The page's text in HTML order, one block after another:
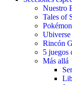
Nuestro
Tales of
Rincón
5
Más allá